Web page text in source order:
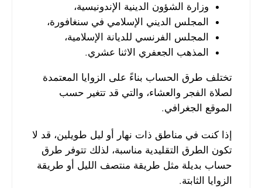
وزارة الشؤون الدينية الإندونيسية،
المجلس الديني الإسلامي في سنغافورة،
المجلس الفرنسي للديانة الإسلامية،
المذهب الجعفري الاثنا عشري.
تختلف طرق الحساب بناءً على الزوايا المعتمدة
لصلاة الفجر والعشاء، والتي قد تتغير حسب
الموقع الجغرافي.
إذا كنت في مناطق ذات نهار أو ليل طويلين، قد لا
تكون الطرق التقليدية مناسبة، لذلك تتوفر طرق
حساب بديلة مثل طريقة منتصف الليل أو طريقة
الزوايا الثابتة.